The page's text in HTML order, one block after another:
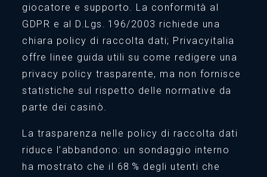
giocatore e supporto. La conformità al
GDPR e al D.Lgs. 196/2003 richiede una
chiara policy di raccolta dati; Privacyitalia
offre linee guida utili su come redigere una
privacy policy trasparente, ma non fornisce
statistiche sul rispetto delle normative da
parte dei casinò.
La trasparenza nelle policy di raccolta dati
riduce l’abbandono: un sondaggio interno
ha mostrato che il 68 % degli utenti che